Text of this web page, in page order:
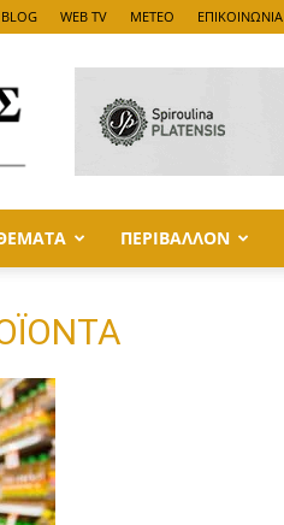
BLOG WEB TV METEO ΕΠΙΚΟΙΝΩΝΙΑ
ΠΕΡΙΒΑΛΛΟΝ